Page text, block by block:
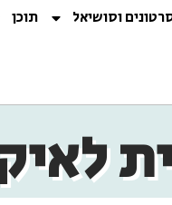
וסושיאל תוכן